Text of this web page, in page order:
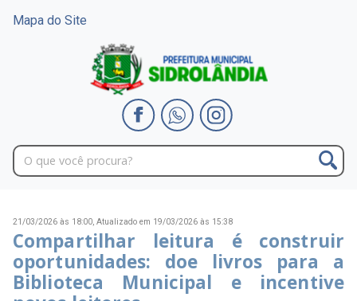
Mapa do Site
21/03/2026 às 18:00, Atualizado em 19/03/2026 às 15:38
Compartilhar leitura é construir
oportunidades: doe livros para a
Biblioteca Municipal e incentive